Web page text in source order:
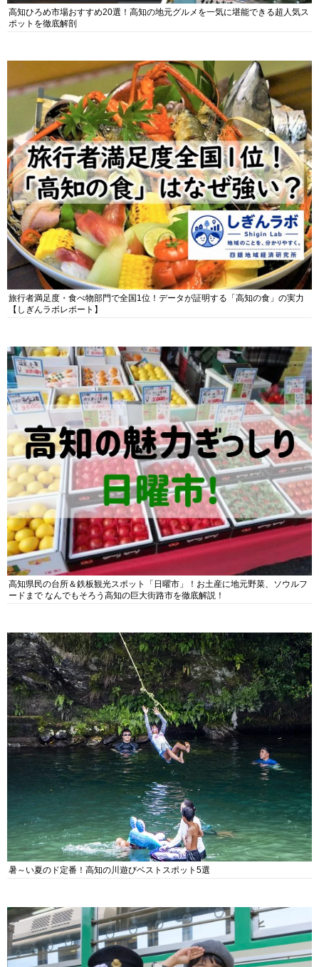
高知ひろめ市場おすすめ20選！高知の地元グルメを一気に堪能できる超人気ス
ポットを徹底解剖
旅行者満足度・食べ物部門で全国1位！データが証明する「高知の食」の実力
【しぎんラボレポート】
高知県民の台所＆鉄板観光スポット「日曜市」！お土産に地元野菜、ソウルフ
ードまで なんでもそろう高知の巨大街路市を徹底解説！
暑～い夏のド定番！高知の川遊びベストスポット5選